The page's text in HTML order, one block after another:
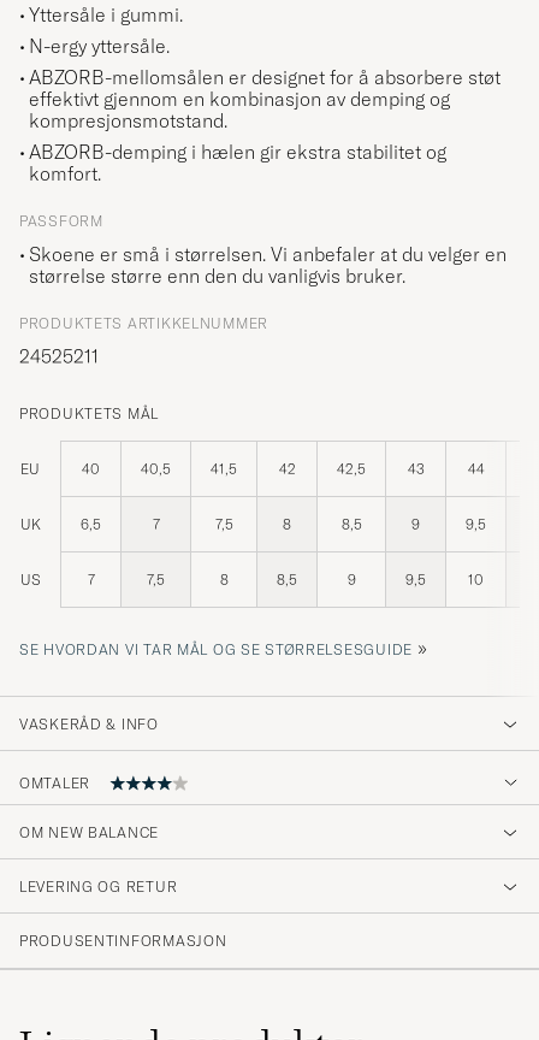
Yttersåle i gummi.
N-ergy yttersåle.
ABZORB-mellomsålen er designet for å absorbere støt
effektivt gjennom en kombinasjon av demping og
kompresjonsmotstand.
ABZORB-demping i hælen gir ekstra stabilitet og
komfort.
PASSFORM
Skoene er små i størrelsen. Vi anbefaler at du velger en
størrelse større enn den du vanligvis bruker.
PRODUKTETS ARTIKKELNUMMER
24525211
PRODUKTETS MÅL
EU 40 40,5 41,5 42 42,5 43 44
UK 6,5 7 7,5 8 8,5 9 9,5
US 7 7,5 8 8,5 9 9,5 10
SE HVORDAN VI TAR MÅL OG SE STØRRELSESGUIDE »
VASKERÅD & INFO
OMTALER
gode sko som gjør jobben, meget komfortable
ALEXANDER S
KJØPTE PÅ CAREOFCARL.SE
OM NEW BALANCE
LEVERING OG RETUR
PRODUSENTINFORMASJON